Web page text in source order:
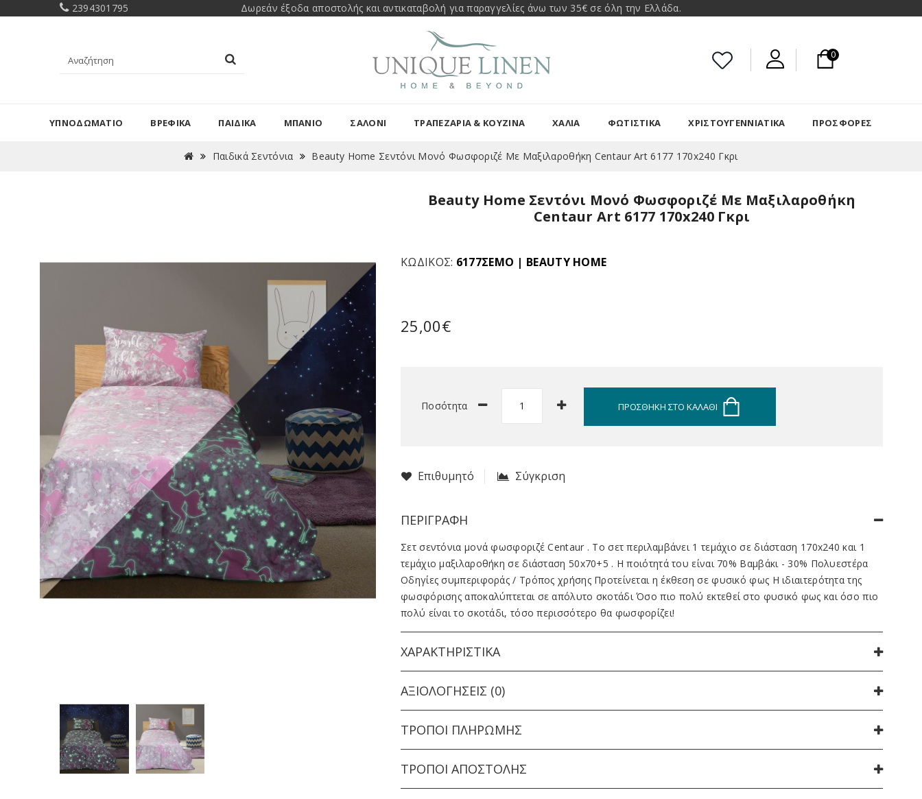
2394301795 Δωρεάν έξοδα αποστολής και αντικαταβολή για παραγγελίες άνω των 35€ σε όλη την Ελλάδα.
0
ΥΠΝΟΔΩΜΑΤΙΟ ΒΡΕΦΙΚΑ ΠΑΙΔΙΚΑ ΜΠΑΝΙΟ ΣΑΛΟΝΙ ΤΡΑΠΕΖΑΡΊΑ & ΚΟΥΖΊΝΑ ΧΑΛΙΑ ΦΩΤΙΣΤΙΚΑ ΧΡΙΣΤΟΥΓΕΝΝΙΆΤΙΚΑ ΠΡΟΣΦΟΡΈΣ
Παιδικά Σεντόνια Beauty Home Σεντόνι Μονό Φωσφοριζέ Με Μαξιλαροθήκη Centaur Art 6177 170x240 Γκρι
Beauty Home Σεντόνι Μονό Φωσφοριζέ Με Μαξιλαροθήκη
Centaur Art 6177 170x240 Γκρι
ΚΩΔΙΚΌΣ: 6177ΣΕΜΟ | BEAUTY HOME
25,00€
Ποσότητα ΠΡΟΣΘΉΚΗ ΣΤΟ ΚΑΛΆΘΙ
Επιθυμητό Σύγκριση
ΠΕΡΙΓΡΑΦΉ
Σετ σεντόνια μονά φωσφοριζέ Centaur . Το σετ περιλαμβάνει 1 τεμάχιο σε διάσταση 170x240 και 1
τεμάχιο μαξιλαροθήκη σε διάσταση 50x70+5 . Η ποιότητά του είναι 70% Βαμβάκι - 30% Πολυεστέρα
Οδηγίες συμπεριφοράς / Τρόπος χρήσης Προτείνεται η έκθεση σε φυσικό φως Η ιδιαιτερότητα της
φωσφόρισης αποκαλύπτεται σε απόλυτο σκοτάδι Όσο πιο πολύ εκτεθεί στο φυσικό φως και όσο πιο
πολύ είναι το σκοτάδι, τόσο περισσότερο θα φωσφορίζει!
ΧΑΡΑΚΤΗΡΙΣΤΙΚΆ
ΑΞΙΟΛΟΓΉΣΕΙΣ (0)
ΤΡΌΠΟΙ ΠΛΗΡΩΜΉΣ
ΤΡΌΠΟΙ ΑΠΟΣΤΟΛΉΣ